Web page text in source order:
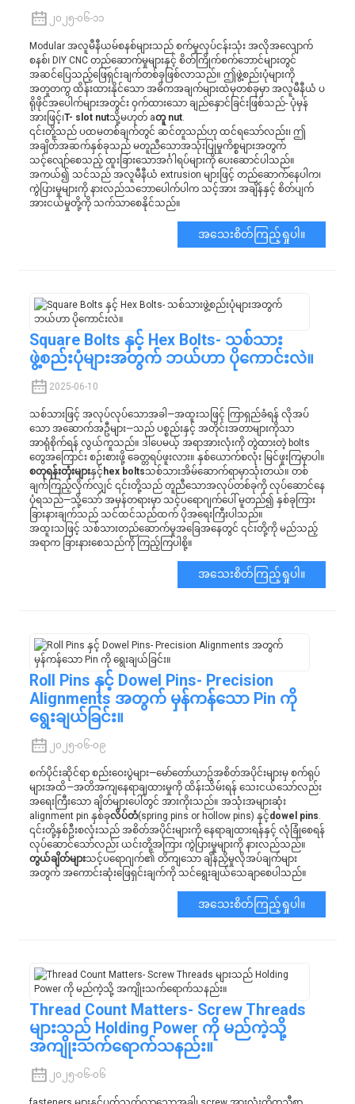
၂၀၂၅-၀၆-၁၁
Modular အလူမီနီယမ်စနစ်များသည် စက်မှုလုပ်ငန်းသုံး အလိုအလျောက်
စနစ်၊ DIY CNC တည်ဆောက်မှုများနှင့် စိတ်ကြိုက်စက်ဘောင်များတွင်
အဆင်ပြေသည့်ဖြေရှင်းချက်တစ်ခုဖြစ်လာသည်။ ဤဖွဲ့စည်းပုံများကို
အတူတကွ ထိန်းထားနိုင်သော အဓိကအချက်များထဲမှတစ်ခုမှာ အလူမီနီယံ ပ
ရိုဖိုင်အပေါက်များအတွင်း ဝှက်ထားသော ချည်နှောင်ခြင်းဖြစ်သည်- ပုံမှန်
အားဖြင့်၊T- slot nutသို့မဟုတ် aတူ nut.
၎င်းတို့သည် ပထမတစ်ချက်တွင် ဆင်တူသည်ဟု ထင်ရသော်လည်း၊ ဤ
အချိတ်အဆက်နှစ်ခုသည် မတူညီသောအသုံးပြုမှုကိစ္စများအတွက်
သင့်လျော်စေသည့် ထူးခြားသောအင်္ဂါရပ်များကို ပေးဆောင်ပါသည်။
အကယ်၍ သင်သည် အလူမီနီယံ extrusion များဖြင့် တည်ဆောက်နေပါက၊
ကွဲပြားမှုများကို နားလည်သဘောပေါက်ပါက သင့်အား အချိန်နှင့် စိတ်ပျက်
အားငယ်မှုတို့ကို သက်သာစေနိုင်သည်။
အသေးစိတ်ကြည့်ရှုပါ။
Square Bolts နှင့် Hex Bolts- သစ်သား
ဖွဲ့စည်းပုံများအတွက် ဘယ်ဟာ ပိုကောင်းလဲ။
2025-06-10
သစ်သားဖြင့် အလုပ်လုပ်သောအခါ—အထူးသဖြင့် ကြာရှည်ခံရန် လိုအပ်
သော အဆောက်အဦများ—သည် ပစ္စည်းနှင့် အတိုင်းအတာများကိုသာ
အာရုံစိုက်ရန် လွယ်ကူသည်။ ဒါပေမယ့် အရာအားလုံးကို တွဲထားတဲ့ bolts
တွေအကြောင်း စဉ်းစားဖို့ ခေတ္တရပ်ဖူးလား။ နှစ်ယောက်စလုံး မြင်ဖူးကြမှာပါ။
စတုရန်းတုံးများနှင့် hex boltsသစ်သားအိမ်ဆောက်ရာမှာသုံးတယ်။ တစ်
ချက်ကြည့်လိုက်လျှင် ၎င်းတို့သည် တူညီသောအလုပ်တစ်ခုကို လုပ်ဆောင်နေ
ပုံရသည်—သို့သော် အမှန်တရားမှာ သင့်ပရောဂျက်ပေါ် မူတည်၍ နှစ်ခုကြား
ခြားနားချက်သည် သင်ထင်သည်ထက် ပိုအရေးကြီးပါသည်။
အထူးသဖြင့် သစ်သားတည်ဆောက်မှုအခြေအနေတွင် ၎င်းတို့ကို မည်သည့်
အရာက ခြားနားစေသည်ကို ကြည့်ကြပါစို့။
အသေးစိတ်ကြည့်ရှုပါ။
Roll Pins နှင့် Dowel Pins- Precision
Alignments အတွက် မှန်ကန်သော Pin ကို
ရွေးချယ်ခြင်း။
၂၀၂၅-၀၆-၀၉
စက်ပိုင်းဆိုင်ရာ စည်းဝေးပွဲများ—မော်တော်ယာဥ်အစိတ်အပိုင်းများမှ စက်ရုပ်
များအထိ—အတိအကျနေရာချထားမှုကို ထိန်းသိမ်းရန် သေးငယ်သော်လည်း
အရေးကြီးသော ချိတ်များပေါ်တွင် အားကိုးသည်။ အသုံးအများဆုံး
alignment pin နှစ်ခုလိပ်တံ(spring pins or hollow pins) နှင့်dowel pins
၎င်းတို့နှစ်ဦးစလုံးသည် အစိတ်အပိုင်းများကို နေရာချထားရန်နှင့် လုံခြုံစေရန်
လုပ်ဆောင်သော်လည်း ယင်းတို့အကြား ကွဲပြားမှုများကို နားလည်သည်။
တွယ်ချိတ်များသင့်ပရောဂျက်၏ တိကျသော ချိန်ညှိမှုလိုအပ်ချက်များ
အတွက် အကောင်းဆုံးဖြေရှင်းချက်ကို သင်ရွေးချယ်သေချာစေပါသည်။
အသေးစိတ်ကြည့်ရှုပါ။
Thread Count Matters- Screw Threads
များသည် Holding Power ကို မည်ကဲ့သို့
အကျိုးသက်ရောက်သနည်း။
၂၀၂၅-၀၆-၀၆